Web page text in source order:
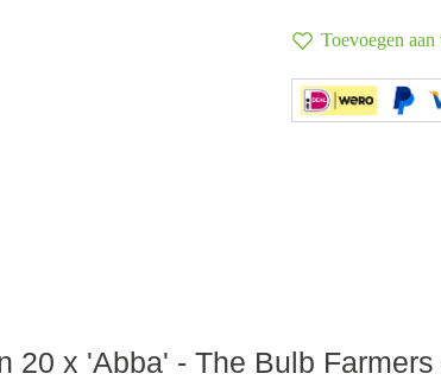
Toevoegen
20 x 'Abba' - The Bulb